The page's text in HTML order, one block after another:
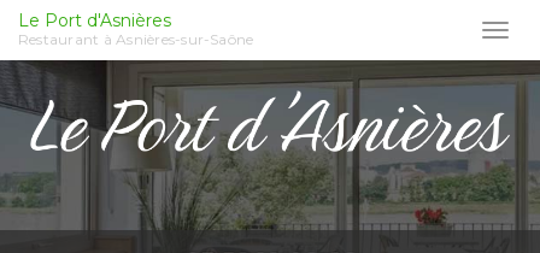
Aller
au
contenu
principal
Le Port d'Asnières
Restaurant à Asnières-sur-Saône